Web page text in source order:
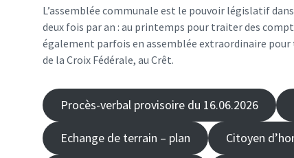
L’assemblée communale est le pouvoir législatif
deux fois par an : au printemps pour traiter des
également parfois en assemblée extraordinaire
de la Croix Fédérale, au Crêt.
Procès-verbal provisoire du 16.06.2026
Echange de terrain – plan Citoyen